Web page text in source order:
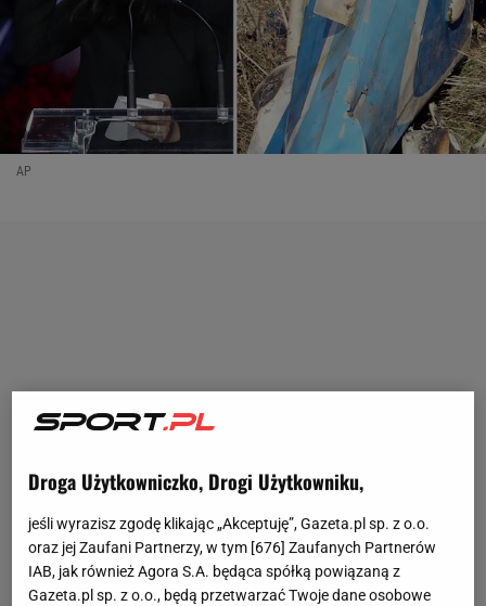
AP
Droga Użytkowniczko, Drogi Użytkowniku,
jeśli wyrazisz zgodę klikając „Akceptuję”, Gazeta.pl sp. z o.o.
oraz jej Zaufani Partnerzy, w tym [676] Zaufanych Partnerów
IAB, jak również Agora S.A. będąca spółką powiązaną z
Gazeta.pl sp. z o.o., będą przetwarzać Twoje dane osobowe